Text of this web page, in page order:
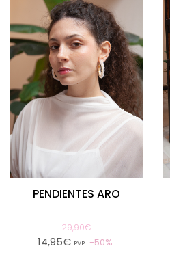
PENDIENTES ARO
29,90€
14,95€ PVP 50%